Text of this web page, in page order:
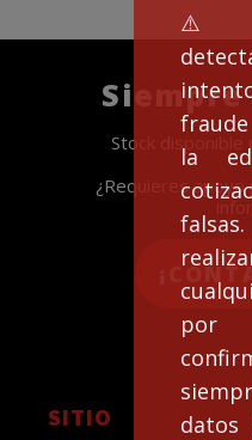
la
por
datos
Stock disponible
¿Requieres apoyo
SITIO